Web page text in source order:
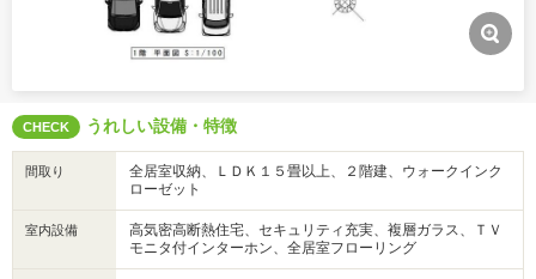
CHECK うれしい設備・特徴
間取り
全居室収納、ＬＤＫ１５畳以上、２階建、ウォークインク
ローゼット
室内設備
高気密高断熱住宅、セキュリティ充実、複層ガラス、ＴＶ
モニタ付インターホン、全居室フローリング